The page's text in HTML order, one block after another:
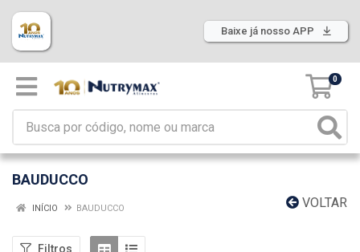
Baixe já nosso APP
0
BAUDUCCO
VOLTAR
INÍCIO BAUDUCCO
Filtros